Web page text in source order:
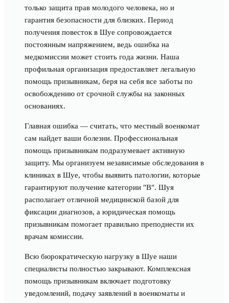
только защита прав молодого человека, но и
гарантия безопасности для близких. Период
получения повесток в Шуе сопровождается
постоянным напряжением, ведь ошибка на
медкомиссии может стоить года жизни. Наша
профильная организация предоставляет легальную
помощь призывникам, беря на себя все заботы по
освобождению от срочной службы на законных
основаниях.
Главная ошибка — считать, что местный военкомат
сам найдет ваши болезни. Профессиональная
помощь призывникам подразумевает активную
защиту. Мы организуем независимые обследования в
клиниках в Шуе, чтобы выявить патологии, которые
гарантируют получение категории "В". Шуя
располагает отличной медицинской базой для
фиксации диагнозов, а юридическая помощь
призывникам помогает правильно преподнести их
врачам комиссии.
Всю бюрократическую нагрузку в Шуе наши
специалисты полностью закрывают. Комплексная
помощь призывникам включает подготовку
уведомлений, подачу заявлений в военкоматы и